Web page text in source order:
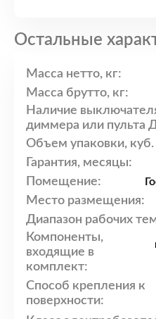
Остальные
Масса нетто, кг:
Масса брутто, кг:
Наличие
диммера или пульта
Объем упаковки,
Гарантия, месяцы:
Помещение:
Место размещения:
Диапазон рабочих
Компоненты,
входящие в
комплект:
Способ крепления к
поверхности: